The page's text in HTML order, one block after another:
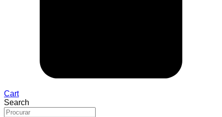
Cart
Search